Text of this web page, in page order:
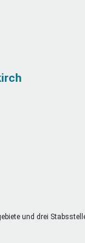
und drei